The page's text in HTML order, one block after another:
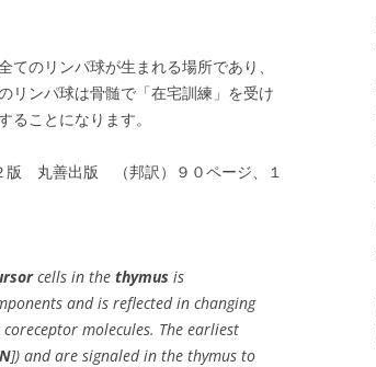
のリンパ球が生まれる場所であり、
リンパ球は骨髄で「在宅訓練」を受け
ことになります。
丸善出版 （邦訳）９０ページ、１
cells in the thymus is
and is reflected in changing
molecules. The earliest
]) and are signaled in the thymus to